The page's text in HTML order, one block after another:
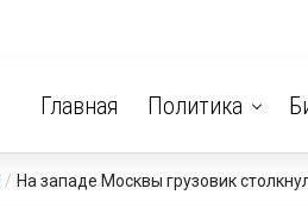
Главная Политика
/ На западе Москвы грузовик